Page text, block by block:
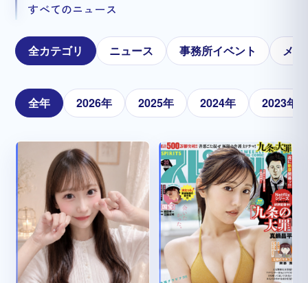
すべてのニュース
全カテゴリ ニュース 事務所イベント メ
全年 2026年 2025年 2024年 2023年